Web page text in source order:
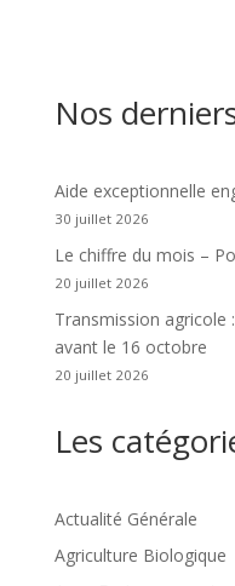
Nos
Aide exceptionnelle
30 juillet 2026
Le chiffre du mois –
20 juillet 2026
Transmission agricole
avant le 16 octobre
20 juillet 2026
Les
Actualité Générale
Agriculture Biologique